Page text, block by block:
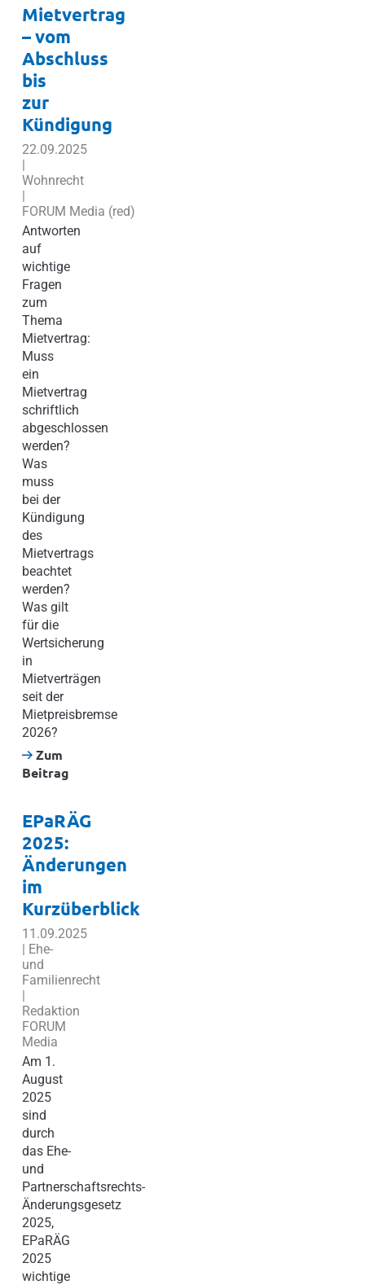
Mietvertrag
– vom
Abschluss
bis
zur
Kündigung
22.09.2025
|
Wohnrecht
|
FORUM Media (red)
Antworten
auf
wichtige
Fragen
zum
Thema
Mietvertrag:
Muss
ein
Mietvertrag
schriftlich
abgeschlossen
werden?
Was
muss
bei der
Kündigung
des
Mietvertrags
beachtet
werden?
Was gilt
für die
Wertsicherung
in
Mietverträgen
seit der
Mietpreisbremse
2026?
Zum
Beitrag
EPaRÄG
2025:
Änderungen
im
Kurzüberblick
11.09.2025
| Ehe-
und
Familienrecht
|
Redaktion
FORUM
Media
Am 1.
August
2025
sind
durch
das Ehe-
und
Partnerschaftsrechts-
Änderungsgesetz
2025,
EPaRÄG
2025
wichtige